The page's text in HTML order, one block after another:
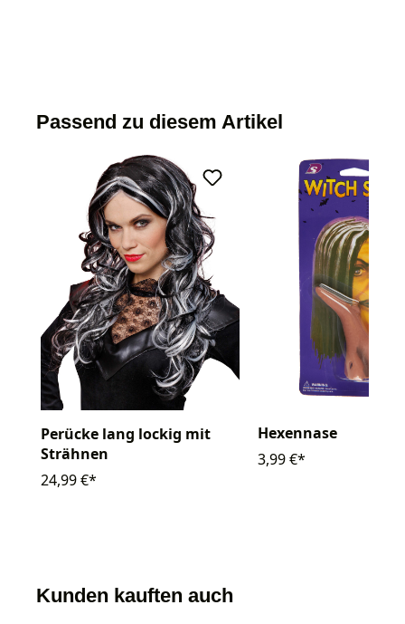
Passend zu diesem Artikel
Perücke lang lockig mit
Strähnen
24,99 €*
Hexennase
3,99 €*
Kunden kauften auch